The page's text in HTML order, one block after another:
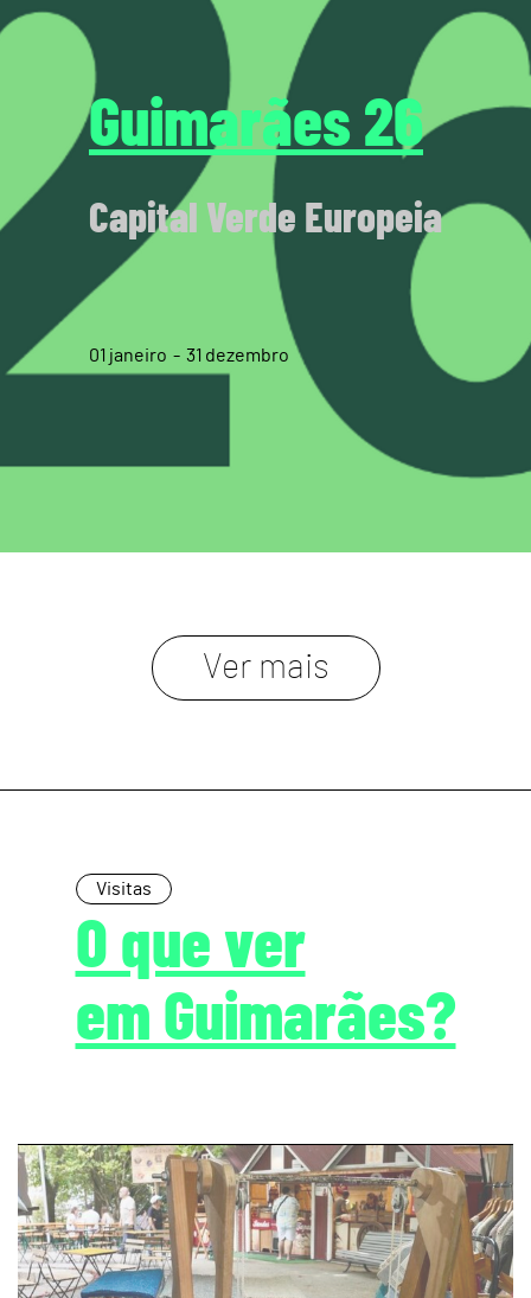
Guimarães 26
Capital Verde Europeia
01 janeiro 31 dezembro
Ver mais
Visitas
O que ver
em Guimarães?
page